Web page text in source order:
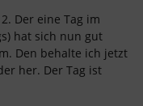
Der eine Tag im
hat sich nun gut
Den behalte ich jetzt
her. Der Tag ist